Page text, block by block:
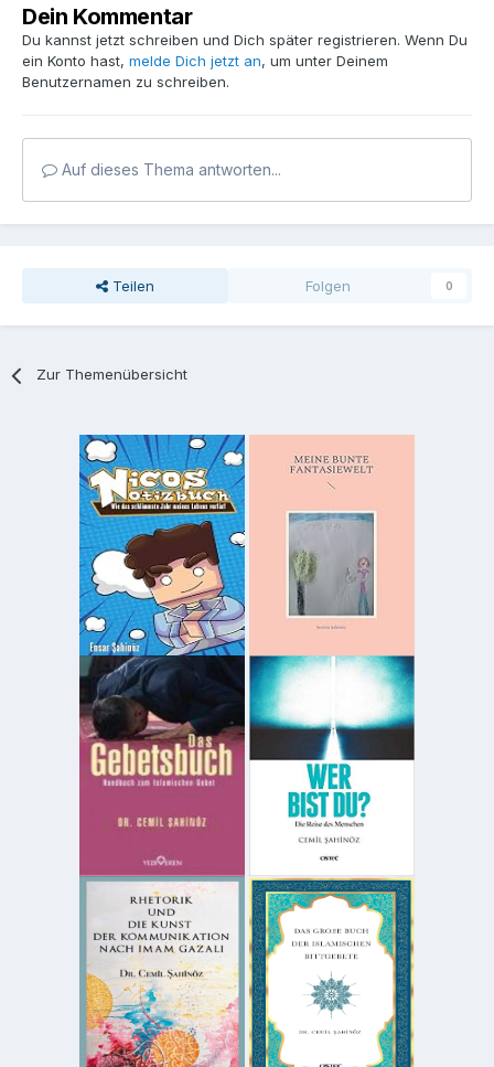
Dein Kommentar
Du kannst jetzt schreiben und Dich später registrieren. Wenn Du
ein Konto hast, melde Dich jetzt an, um unter Deinem
Benutzernamen zu schreiben.
Auf dieses Thema antworten...
Teilen Folgen 0
Zur Themenübersicht